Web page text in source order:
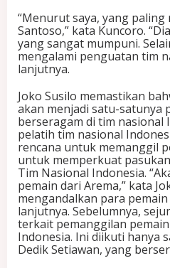
“Menurut saya, yang
Santoso,” kata Kuncoro.
yang sangat mumpuni.
mengalami penguatan tim
lanjutnya.
Joko Susilo memastikan
akan menjadi satu-satunya
berseragam di tim nasional
pelatih tim nasional
rencana untuk memanggil
untuk memperkuat
Tim Nasional Indonesia.
pemain dari Arema,” kata
mengandalkan para
lanjutnya. Sebelumnya,
terkait pemanggilan
Indonesia. Ini diikuti hanya
Dedik Setiawan, yang